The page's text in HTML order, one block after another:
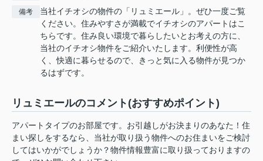
備考
当社イチオシの物件の「リュミエール」。ぜひ一度ご覧
ください。住みやすさが満載でイチオシのアパートはこ
ちらです。住み良い環境で暮らしたいとお考えの方に、
当社のイチオシ物件をご紹介いたします。利便性が高
く、快適に暮らせるので、きっと気に入る物件が見つか
るはずです。
リュミエールのコメント(おすすめポイント)
アパートタイプのお部屋です。お引越しがお決まりのあなた！住
まい探しをするなら、当社が取り扱う物件へのお住まいをご検討
してはいかがでしょうか？物件情報豊富に取り扱っておりますの